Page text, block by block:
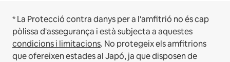
* La Protecció contra danys per a l'amfitrió no és cap
pòlissa d'assegurança i està subjecta a aquestes
condicions i limitacions. No protegeix els amfitrions
que ofereixen estades al Japó, ja que disposen de